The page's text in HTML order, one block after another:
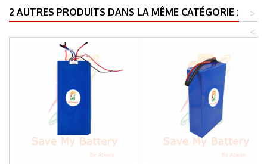
2 AUTRES PRODUITS DANS LA MÊME CATÉGORIE :
>
<